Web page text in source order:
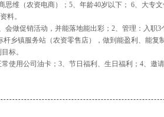
思维（农资电商）；5、年龄40岁以下； 6、大专
料。
会做促销活动，并能落地能出彩；2、管理：入职
杆乡镇服务站（农资零售店），做到能盈利、能
标。
使用公司油卡；3、节日福利、生日福利；4、邀